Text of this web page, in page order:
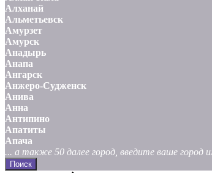
Алханай
Альметьевск
Амурзет
Амурск
Анадырь
Анапа
Ангарск
Анжеро-Судженск
Анива
Анна
Антипино
Апатиты
Апача
... а также 50 далее город, введите ваше
Поиск